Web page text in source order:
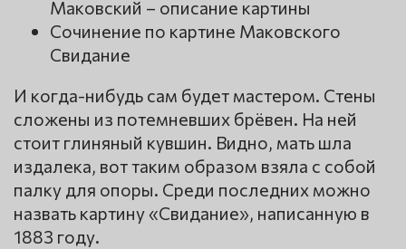
Маковский – описание картины
Сочинение по картине Маковского
Свидание
И когда-нибудь сам будет мастером. Стены
сложены из потемневших брёвен. На ней
стоит глиняный кувшин. Видно, мать шла
издалека, вот таким образом взяла с собой
палку для опоры. Среди последних можно
назвать картину «Свидание», написанную в
1883 году.